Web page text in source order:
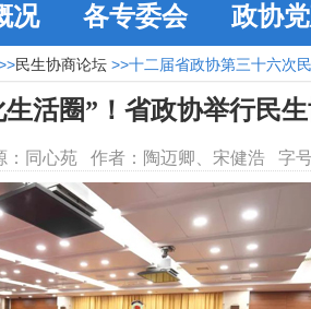
况 各专委会 政协
民生协商论坛 >>十二届省政协第三十六次
活圈”！省政协举行民
：同心苑 作者：陶迈卿、宋健浩 字